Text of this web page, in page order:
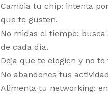
Cambia tu chip: intenta
que te gusten.
No midas el tiempo:
de cada día.
Deja que te elogien y no
No abandones tus
Alimenta tu networking: